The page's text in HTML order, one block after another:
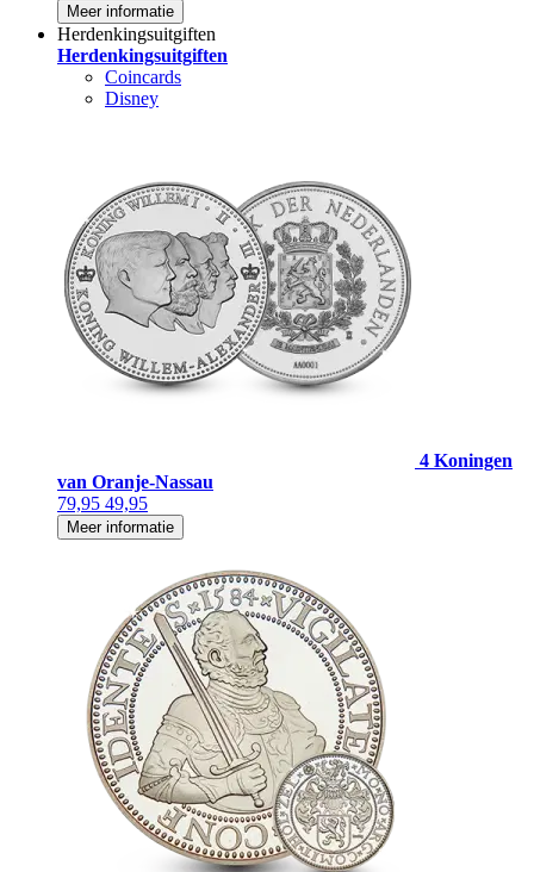
Meer informatie
Herdenkingsuitgiften
Herdenkingsuitgiften
Coincards
Disney
4 Koningen
van Oranje-Nassau
79,95 49,95
Meer informatie